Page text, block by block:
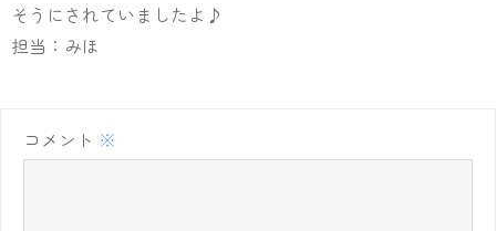
そうにされていましたよ♪
担当：みほ
コメント ※